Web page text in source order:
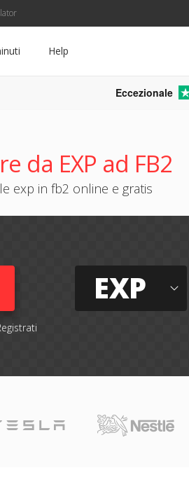
Help
Eccezionale
da EXP ad FB2
exp in fb2 online e gratis
EXP